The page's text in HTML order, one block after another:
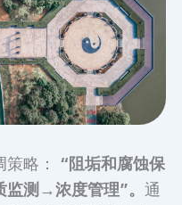
略： “阻垢和腐蚀保
测→浓度管理”。 通